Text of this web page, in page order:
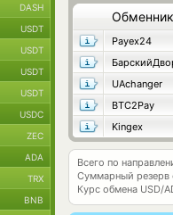
Обменник
Payex24
UAchanger
BTC2Pay
Kingex
Всего по
Суммарный резерв
Курс обмена USD/
DASH
USDT
USDT
USDT
USDT
USDC
ZEC
ADA
TRX
BNB